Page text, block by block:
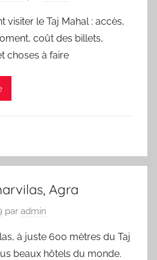
visiter le Taj Mahal : accès,
coût des billets,
choses à faire
Agra
par admin
à juste 600 mètres du Taj
beaux hôtels du monde.